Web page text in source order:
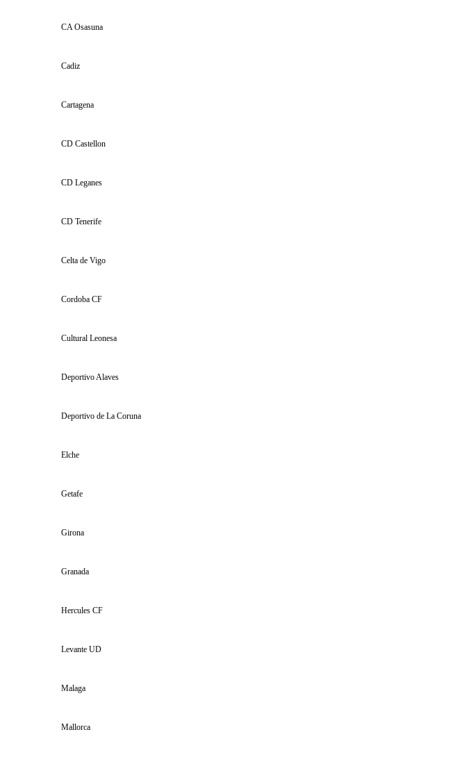
CA Osasuna
Cadiz
Cartagena
CD Castellon
CD Leganes
CD Tenerife
Celta de Vigo
Cordoba CF
Cultural Leonesa
Deportivo Alaves
Deportivo de La Coruna
Elche
Getafe
Girona
Granada
Hercules CF
Levante UD
Malaga
Mallorca